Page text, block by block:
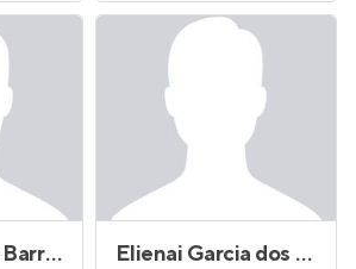
Eliane Afra de Barros Elienai Garcia dos Santos